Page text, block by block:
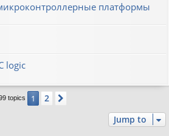
платформы
logic
topics 1 2
Jump to